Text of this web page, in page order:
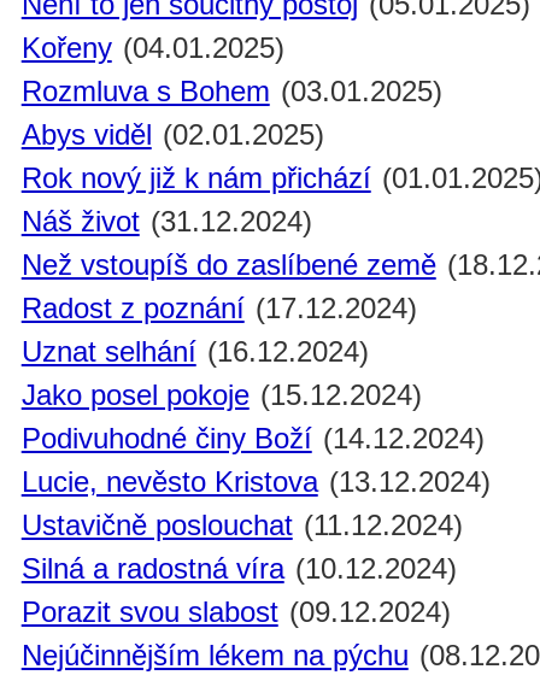
Kořeny (04.01.2025)
Rozmluva s Bohem (03.01.2025)
Abys viděl (02.01.2025)
Rok nový již k nám přichází
Náš život (31.12.2024)
Než vstoupíš do zaslíbené země
Radost z poznání (17.12.2024)
Uznat selhání (16.12.2024)
Jako posel pokoje (15.12.2024)
Podivuhodné činy Boží (14.12.2024)
Lucie, nevěsto Kristova (13.12.2024)
Ustavičně poslouchat (11.12.2024)
Silná a radostná víra (10.12.2024)
Porazit svou slabost (09.12.2024)
Nejúčinnějším lékem na pýchu